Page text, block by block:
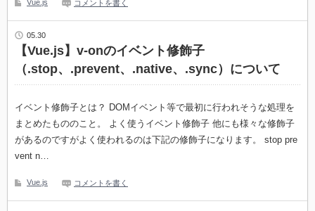
Vue.js コメントを書く
05.30
【Vue.js】v-onのイベント修飾子
（.stop、.prevent、.native、.sync）について
イベント修飾子とは？ DOMイベント等で最初に行われそうな処理を
まとめたもののこと。 よく使うイベント修飾子 他にも様々な修飾子
があるのですがよく使われるのは下記の修飾子になります。 stop pre
vent n…
Vue.js コメントを書く